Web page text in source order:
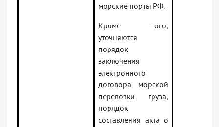
морские порты РФ.
Кроме того,
уточняются
порядок
заключения
электронного
договора морской
перевозки груза,
порядок
составления акта о